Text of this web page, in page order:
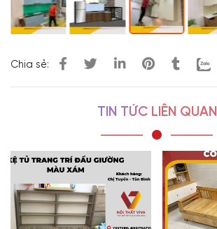
Chia sẻ:
TIN TỨC LIÊN QUAN